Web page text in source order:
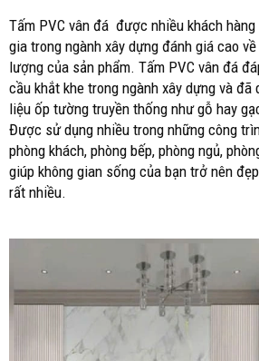
Tấm PVC vân đá được nhiều khách
gia trong ngành xây dựng đánh giá cao
lượng của sản phẩm. Tấm PVC vân đá
cầu khắt khe trong ngành xây dựng và đã
liệu ốp tường truyền thống như gỗ hay
Được sử dụng nhiều trong những công
phòng khách, phòng bếp, phòng ngủ,
giúp không gian sống của bạn trở nên
rất nhiều.